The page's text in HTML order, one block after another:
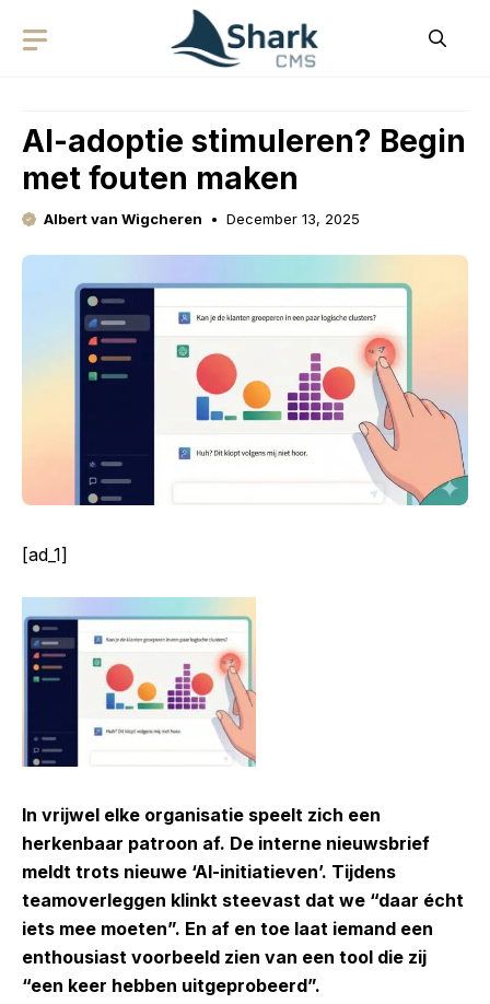
AI-adoptie stimuleren? Begin
met fouten maken
Albert van Wigcheren December 13, 2025
[ad_1]
In vrijwel elke organisatie speelt zich een
herkenbaar patroon af. De interne nieuwsbrief
meldt trots nieuwe ‘AI-initiatieven’. Tijdens
teamoverleggen klinkt steevast dat we “daar écht
iets mee moeten”. En af en toe laat iemand een
enthousiast voorbeeld zien van een tool die zij
“een keer hebben uitgeprobeerd”.